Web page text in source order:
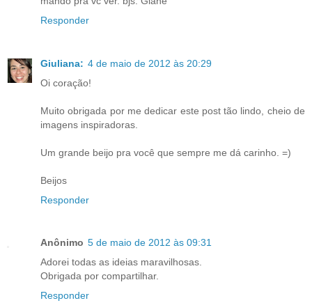
Responder
Giuliana: 4 de maio de 2012 às 20:29
Oi coração!
Muito obrigada por me dedicar este post tão lindo, cheio de
imagens inspiradoras.
Um grande beijo pra você que sempre me dá carinho. =)
Beijos
Responder
Anônimo 5 de maio de 2012 às 09:31
Adorei todas as ideias maravilhosas.
Obrigada por compartilhar.
Responder